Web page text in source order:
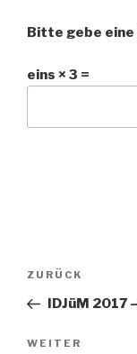
Bitte gebe
eins × 3 =
Vorheriger
Beitrag
ZURÜCK
IDJüM 2017
Nächster
WEITER